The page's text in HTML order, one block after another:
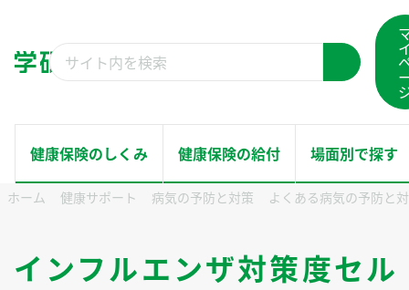
キ
健康保険のしくみ 健康保険の給付 場面別で探す
検
索
検
インフルエンザ対策度セル
ホーム 健康サポート 病気の予防と対策 よくある病気の予防と
ホーム
健康保険のしくみ